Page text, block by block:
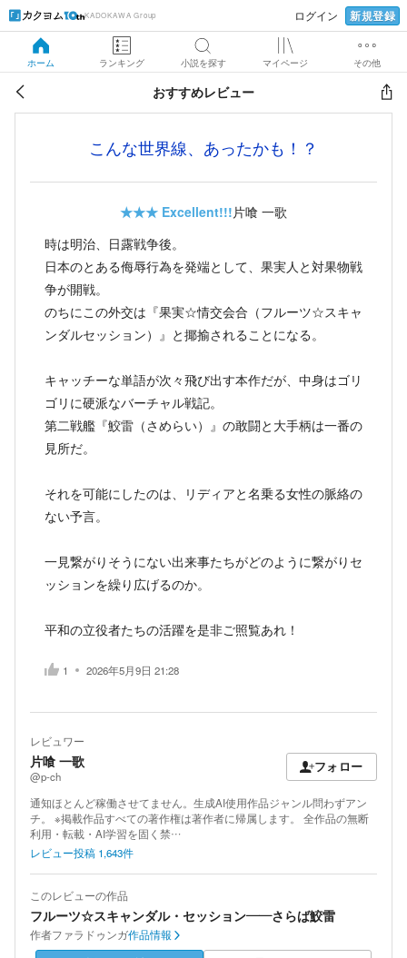
KADOKAWA Group ログイン 新規登録
ホーム ランキング 小説を探す マイページ その他
おすすめレビュー
こんな世界線、あったかも！？
★★★ Excellent!!!片喰 一歌
時は明治、日露戦争後。
日本のとある侮辱行為を発端として、果実人と対果物戦
争が開戦。
のちにこの外交は『果実☆情交会合（フルーツ☆スキャ
ンダルセッション）』と揶揄されることになる。
キャッチーな単語が次々飛び出す本作だが、中身はゴリ
ゴリに硬派なバーチャル戦記。
第二戦艦『鮫雷（さめらい）』の敢闘と大手柄は一番の
見所だ。
それを可能にしたのは、リディアと名乗る女性の脈絡の
ない予言。
一見繋がりそうにない出来事たちがどのように繋がりセ
ッションを繰り広げるのか。
平和の立役者たちの活躍を是非ご照覧あれ！
1 2026年5月9日 21:28
レビュワー
片喰 一歌
@p-ch
フォロー
通知ほとんど稼働させてません。生成AI使用作品ジャンル問わずアン
チ。 ※掲載作品すべての著作権は著作者に帰属します。 全作品の無断
利用・転載・AI学習を固く禁…
レビュー投稿 1,643件
このレビューの作品
フルーツ☆スキャンダル・セッション――さらば鮫雷
作者ファラドゥンガ作品情報